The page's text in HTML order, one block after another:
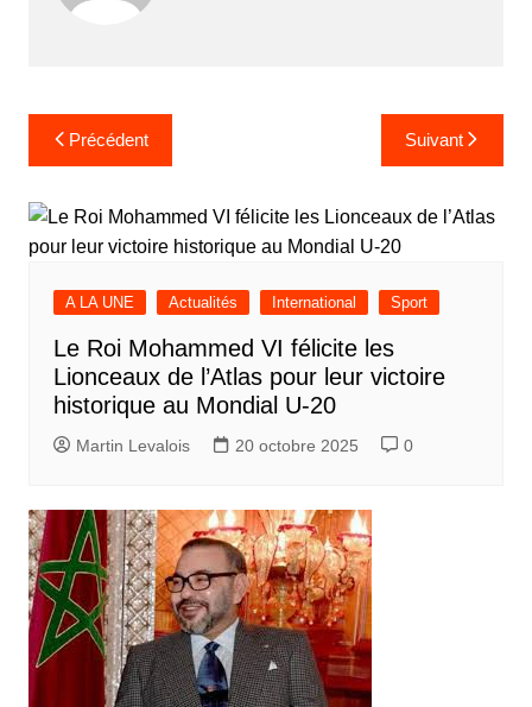
Navigation
de
l’article
Précédent Suivant
A LA UNE Actualités International Sport
Le Roi Mohammed VI félicite les
Lionceaux de l’Atlas pour leur victoire
historique au Mondial U-20
Martin Levalois 20 octobre 2025 0